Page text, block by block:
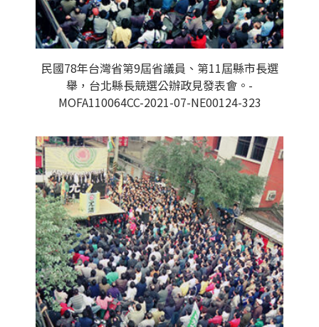
民國78年台灣省第9屆省議員、第11屆縣市長選
舉，台北縣長競選公辦政見發表會。-
MOFA110064CC-2021-07-NE00124-323